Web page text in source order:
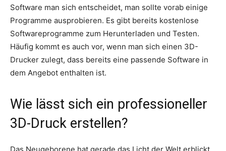
Software man sich entscheidet, man sollte vorab einige
Programme ausprobieren. Es gibt bereits kostenlose
Softwareprogramme zum Herunterladen und Testen.
Häufig kommt es auch vor, wenn man sich einen 3D-
Drucker zulegt, dass bereits eine passende Software in
dem Angebot enthalten ist.
Wie lässt sich ein professioneller
3D-Druck erstellen?